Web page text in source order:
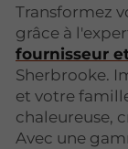
Transformez
grâce à
fournisseur
Sherbrooke.
et votre
chaleureuse,
Avec une